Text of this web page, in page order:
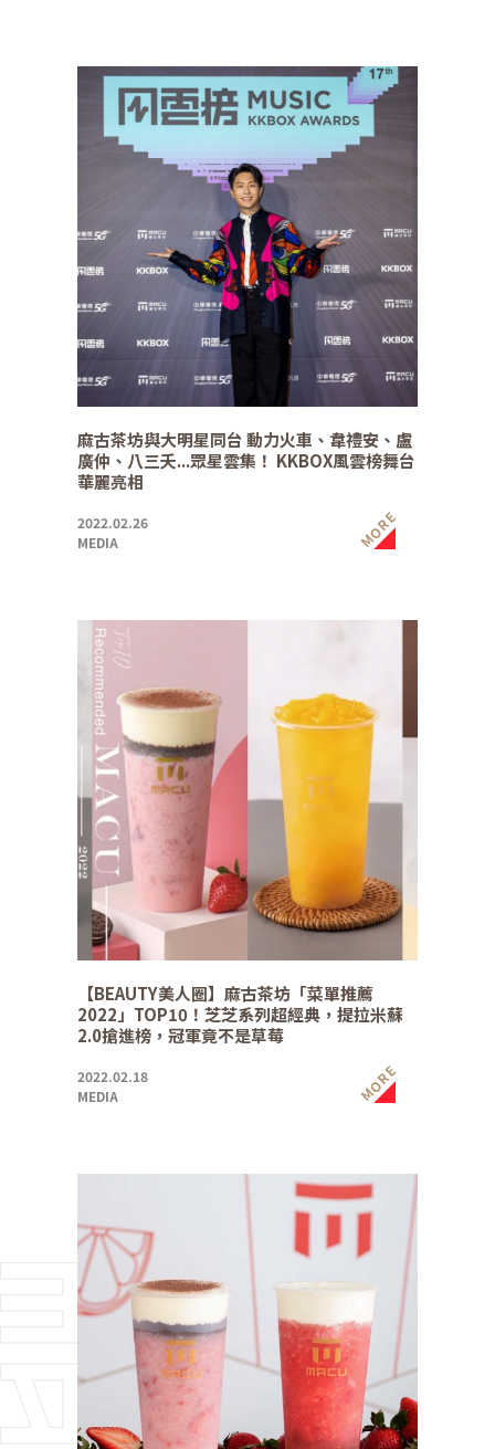
麻古茶坊與大明星同台 動力火車、韋禮安、盧
廣仲、八三夭...眾星雲集！ KKBOX風雲榜舞台
華麗亮相
2022.02.26
MEDIA
MORE
【BEAUTY美人圈】麻古茶坊「菜單推薦
2022」TOP10！芝芝系列超經典，提拉米蘇
2.0搶進榜，冠軍竟不是草莓
2022.02.18
MEDIA
MORE